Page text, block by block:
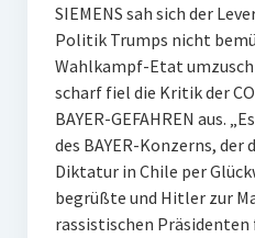
SIEMENS sah sich der
Politik Trumps nicht
Wahlkampf-Etat
scharf fiel die Kritik der
BAYER-GEFAHREN aus.
des BAYER-Konzerns,
Diktatur in Chile per
begrüßte und Hitler zur
rassistischen